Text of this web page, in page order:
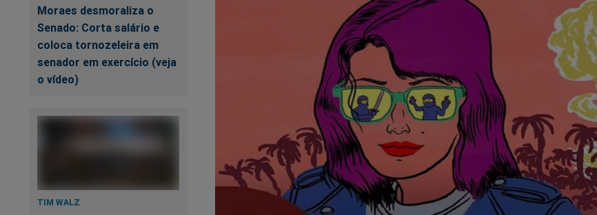
Moraes desmoraliza o
Senado: Corta salário e
coloca tornozeleira em
senador em exercício (veja
o vídeo)
TIM WALZ